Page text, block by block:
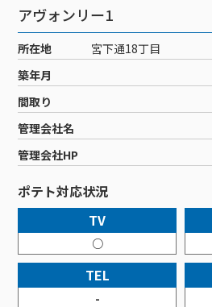
工事・配線について
新居をご検討中の方へ
ポテトを導入している集合住宅
物件情報
特典・キャンペーン
おトクな割引サービス
ご加入中の方
ご加入中のサービス確認・変更
WEBメール
サポートサービス
サポートサービストップ
リモートコール
回線速度測定
接続・設定⽅法
訪問サポート＆サポートパ
新着情報
メンテナンス・障害情報
ポテトからのプレゼント
イベントカレンダー
講座のご案内
サービス案内
サービス案内
ケーブルテレビ
ケーブルテレビトップ
チャンネル紹介
料⾦プラン
NHK衛星受信料団体⼀括⽀払
機器⼀覧
インターネット
インターネットトップ
料⾦プラン
Wi-Fiサービス
ポテトホーム防犯カメラ
オプションサービス
インターネットギガシェア
固定電話
固定電話トップ
基本料⾦・通話料⾦
オプションサービス
auスマートバリュー
auまとめトーク
ポテトスマートフォントップ
料⾦プラン
機種⼀覧
オプションサービス
でんき
でんきトップ
ポラリンでんき×ポテト
ポテトでんき
暮らしを快適にするサービス
暮らしを快適にするサービ
ポテトライフメール
コミチャン
お困りの方はこちら
会社案内
メンテナンス
障害情報
アヴォンリー1
所在地
宮下通18丁目
築年月
間取り
管理会社名
管理会社HP
ポテト対応状況
TV
○
TEL
-